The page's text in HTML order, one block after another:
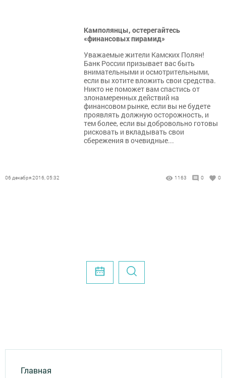
Камполянцы, остерегайтесь
«финансовых пирамид»
Уважаемые жители Камских Полян!
Банк России призывает вас быть
внимательными и осмотрительными,
если вы хотите вложить свои средства.
Никто не поможет вам спастись от
злонамеренных действий на
финансовом рынке, если вы не будете
проявлять должную осторожность, и
тем более, если вы добровольно готовы
рисковать и вкладывать свои
сбережения в очевидные...
06 декабря 2016, 05:32 1163 0 0
Главная